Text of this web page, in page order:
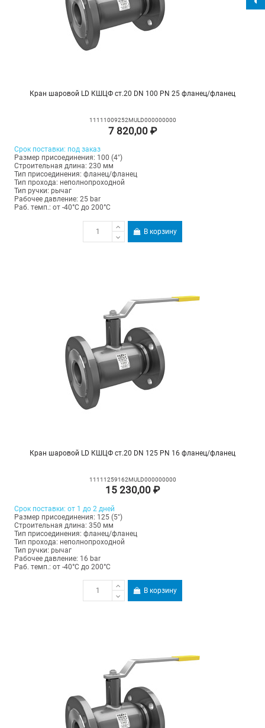
Кран шаровой LD КШЦФ ст.20 DN 100 PN 25 фланец/фланец
11111009252MULD000000000
7 820,00 ₽
Срок поставки: под заказ
Размер присоединения: 100 (4")
Строительная длина: 230 мм
Тип присоединения: фланец/фланец
Тип прохода: неполнопроходной
Тип ручки: рычаг
Рабочее давление: 25 bar
Раб. темп.: от -40°C до 200°C
В корзину
Кран шаровой LD КШЦФ ст.20 DN 125 PN 16 фланец/фланец
11111259162MULD000000000
15 230,00 ₽
Срок поставки: от 1 до 2 дней
Размер присоединения: 125 (5")
Строительная длина: 350 мм
Тип присоединения: фланец/фланец
Тип прохода: неполнопроходной
Тип ручки: рычаг
Рабочее давление: 16 bar
Раб. темп.: от -40°C до 200°C
В корзину